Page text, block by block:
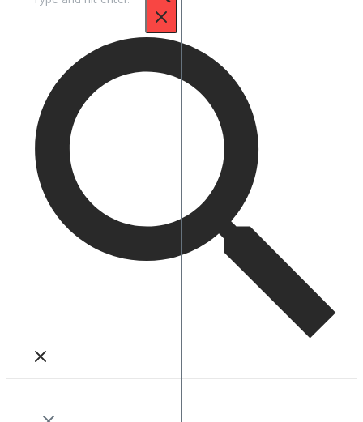
untuk: